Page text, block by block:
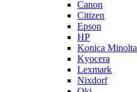
Canon
Citizen
Epson
HP
Konica Minolta
Kyocera
Lexmark
Nixdorf